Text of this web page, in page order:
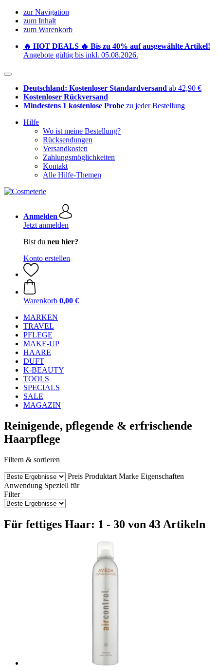
zur Navigation
zum Inhalt
zum Warenkorb
🔥 HOT DEALS 🔥 Bis zu 40% auf ausgewählte Artikel!
Angebote gültig bis inkl. 05.08.2026.
Deutschland: Kostenloser Standardversand ab 42,90 €
Kostenloser Rückversand
Mindestens 1 kostenlose Probe zu jeder Bestellung
Hilfe
Wo ist meine Bestellung?
Rücksendungen
Versandkosten
Zahlungsmöglichkeiten
Kontakt
Alle Hilfe-Themen
Anmelden
Jetzt anmelden
Bist du neu hier?
Konto erstellen
Warenkorb 0,00 €
MARKEN
TRAVEL
PFLEGE
MAKE-UP
HAARE
DUFT
K-BEAUTY
TOOLS
SPECIALS
SALE
MAGAZIN
Reinigende, pflegende & erfrischende
Haarpflege
Filtern & sortieren
Preis Produktart Marke Eigenschaften
Anwendung Speziell für
Filter
Für fettiges Haar: 1 - 30 von 43 Artikeln